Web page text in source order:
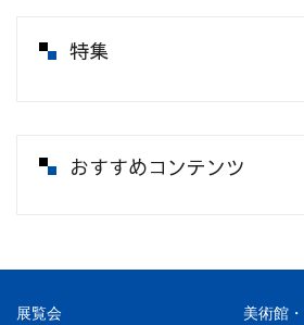
特集
おすすめコンテンツ
展覧会 美術館